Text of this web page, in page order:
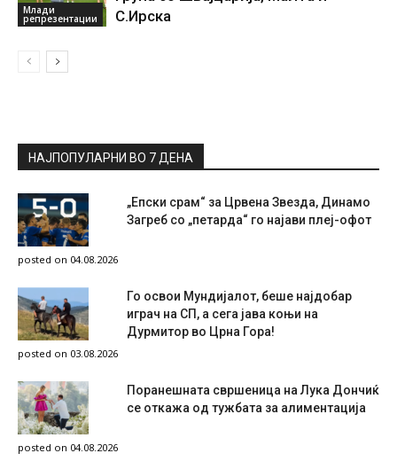
Млади
репрезентации
С.Ирска
НАЈПОПУЛАРНИ ВО 7 ДЕНА
„Епски срам“ за Црвена Звезда, Динамо
Загреб со „петарда“ го најави плеј-офот
posted on 04.08.2026
Го освои Мундијалот, беше најдобар
играч на СП, а сега јава коњи на
Дурмитор во Црна Гора!
posted on 03.08.2026
Поранешната свршеница на Лука Дончиќ
се откажа од тужбата за алиментација
posted on 04.08.2026